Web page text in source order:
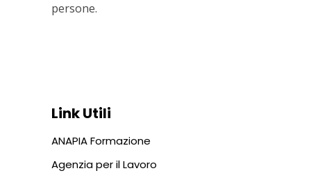
persone.
Link Utili
ANAPIA Formazione
Agenzia per il Lavoro